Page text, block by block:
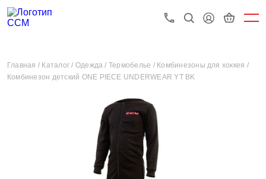
Главная / Каталог / Одежда / Термобелье / Комбинезоны для хоккея /
Комбинезон детский ONE PIECE UNDERWEAR YT BK